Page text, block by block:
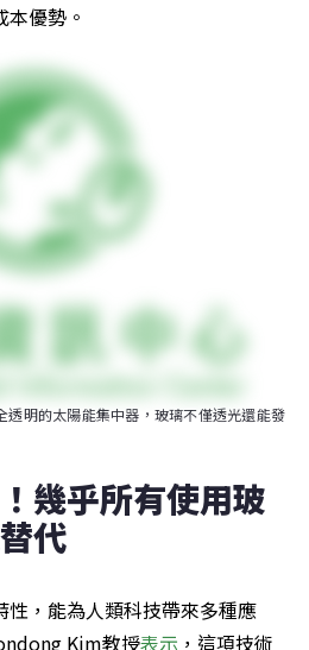
優勢。
透明的太陽能集中器，玻璃不僅透光還能發
幾乎所有使用玻
代
性，能為人類科技帶來多種應
Kim教授表示 ，這項技術